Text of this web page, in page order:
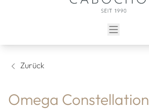
Zurück
Omega Constellation